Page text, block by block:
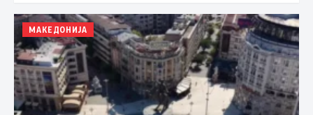
МАКЕДОНИЈА